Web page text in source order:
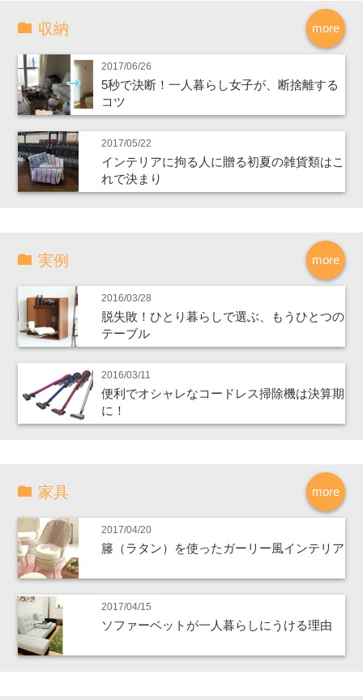
more
収納
2017/06/26
5秒で決断！一人暮らし女子が、断捨離する
コツ
2017/05/22
インテリアに拘る人に贈る初夏の雑貨類はこ
れで決まり
more
実例
2016/03/28
脱失敗！ひとり暮らしで選ぶ、もうひとつの
テーブル
2016/03/11
便利でオシャレなコードレス掃除機は決算期
に！
more
家具
2017/04/20
籐（ラタン）を使ったガーリー風インテリア
2017/04/15
ソファーベットが一人暮らしにうける理由